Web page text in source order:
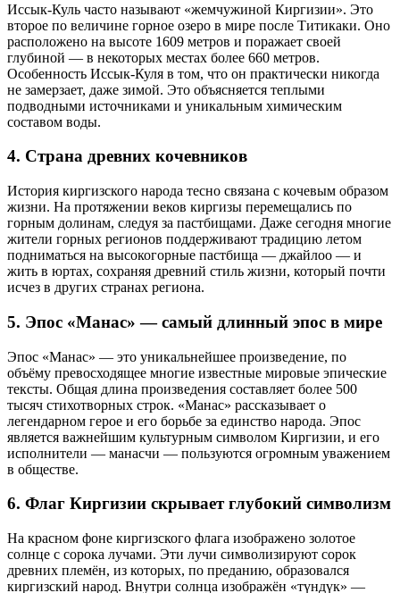
Иссык-Куль часто называют «жемчужиной Киргизии». Это
второе по величине горное озеро в мире после Титикаки. Оно
расположено на высоте 1609 метров и поражает своей
глубиной — в некоторых местах более 660 метров.
Особенность Иссык-Куля в том, что он практически никогда
не замерзает, даже зимой. Это объясняется теплыми
подводными источниками и уникальным химическим
составом воды.
4. Страна древних кочевников
История киргизского народа тесно связана с кочевым образом
жизни. На протяжении веков киргизы перемещались по
горным долинам, следуя за пастбищами. Даже сегодня многие
жители горных регионов поддерживают традицию летом
подниматься на высокогорные пастбища — джайлоо — и
жить в юртах, сохраняя древний стиль жизни, который почти
исчез в других странах региона.
5. Эпос «Манас» — самый длинный эпос в мире
Эпос «Манас» — это уникальнейшее произведение, по
объёму превосходящее многие известные мировые эпические
тексты. Общая длина произведения составляет более 500
тысяч стихотворных строк. «Манас» рассказывает о
легендарном герое и его борьбе за единство народа. Эпос
является важнейшим культурным символом Киргизии, и его
исполнители — манасчи — пользуются огромным уважением
в обществе.
6. Флаг Киргизии скрывает глубокий символизм
На красном фоне киргизского флага изображено золотое
солнце с сорока лучами. Эти лучи символизируют сорок
древних племён, из которых, по преданию, образовался
киргизский народ. Внутри солнца изображён «түндүк» —